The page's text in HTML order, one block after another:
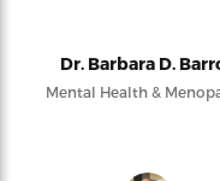
Dr. Barbara D.
Mental Health &